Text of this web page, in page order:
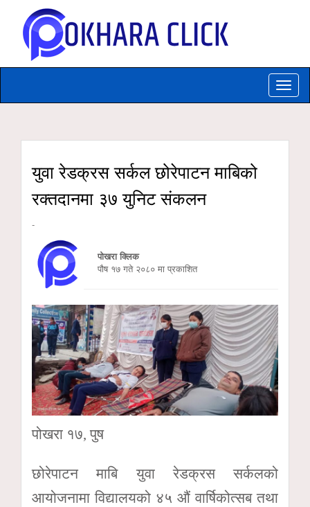
Toggle
युवा रेडक्रस सर्कल छोरेपाटन माबिको
रक्तदानमा ३७ युनिट संकलन
-
पोखरा क्लिक
पौष १७ गते २०८० मा प्रकाशित
पोखरा १७, पुष
छोरेपाटन माबि युवा रेडक्रस सर्कलको
आयोजनामा विद्यालयको ४५ औं वार्षिकोत्सब तथा